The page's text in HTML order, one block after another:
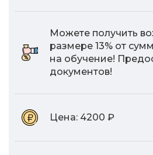
Можете получить
размере 13% от
на обучение!
документов!
Цена: 4200 ₽